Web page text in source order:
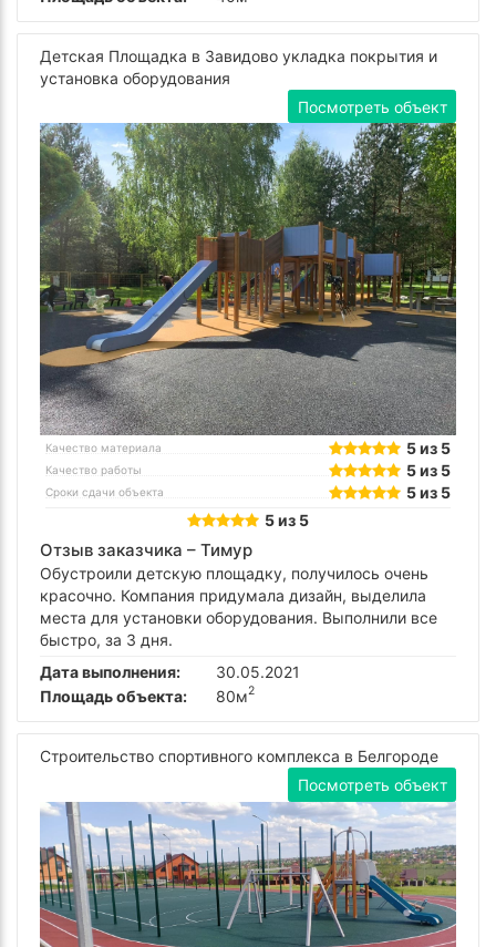
Детская Площадка в Завидово укладка покрытия и
установка оборудования
Посмотреть объект
Качество материала 5 из 5
Качество работы 5 из 5
Сроки сдачи объекта
5 из 5
5 из 5
Отзыв заказчика – Тимур
Обустроили детскую площадку, получилось очень
красочно. Компания придумала дизайн, выделила
места для установки оборудования. Выполнили все
быстро, за 3 дня.
Дата выполнения:
30.05.2021
Площадь объекта:
80м2
Строительство спортивного комплекса в Белгороде
Посмотреть объект